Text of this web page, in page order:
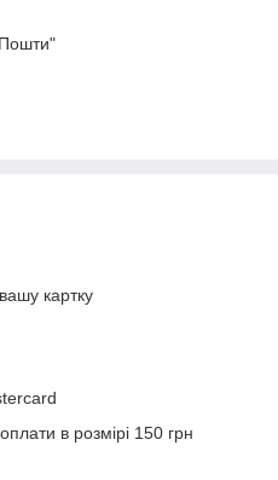
картку
в розмірі 150 грн